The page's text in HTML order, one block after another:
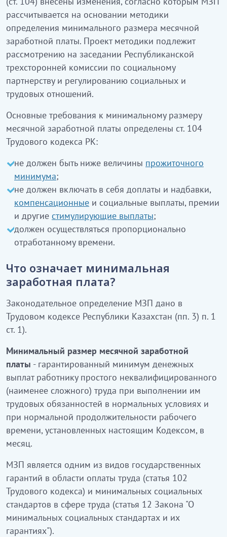
рассчитывается на основании методики
определения минимального размера месячной
заработной платы. Проект методики подлежит
рассмотрению на заседании Республиканской
трехсторонней комиссии по социальному
партнерству и регулированию социальных и
трудовых отношений.
Основные требования к минимальному размеру
месячной заработной платы определены ст. 104
Трудового кодекса РК:
не должен быть ниже величины прожиточного
минимума;
не должен включать в себя доплаты и надбавки,
компенсационные и социальные выплаты, премии
и другие стимулирующие выплаты;
должен осуществляться пропорционально
отработанному времени.
Что означает минимальная
заработная плата?
Законодательное определение МЗП дано в
Трудовом кодексе Республики Казахстан (пп. 3) п. 1
ст. 1).
Минимальный размер месячной заработной
платы - гарантированный минимум денежных
выплат работнику простого неквалифицированного
(наименее сложного) труда при выполнении им
трудовых обязанностей в нормальных условиях и
при нормальной продолжительности рабочего
времени, установленных настоящим Кодексом, в
месяц.
МЗП является одним из видов государственных
гарантий в области оплаты труда (статья 102
Трудового кодекса) и минимальных социальных
стандартов в сфере труда (статья 12 Закона "О
минимальных социальных стандартах и их
гарантиях").